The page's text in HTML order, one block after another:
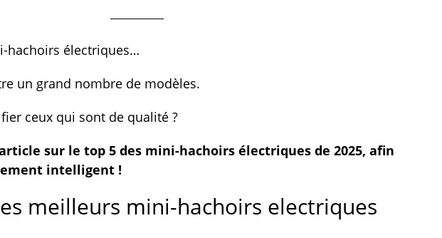
hachoirs électriques…
un grand nombre de modèles.
ceux qui sont de qualité ?
sur le top 5 des mini-hachoirs électriques de 2025, afin
intelligent !
meilleurs mini-hachoirs electriques